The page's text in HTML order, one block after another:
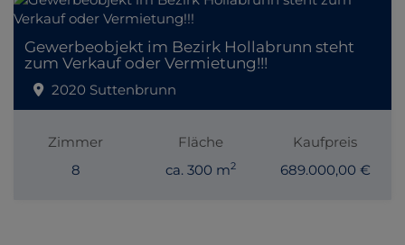
Gewerbeobjekt im Bezirk Hollabrunn steht
zum Verkauf oder Vermietung!!!
2020 Suttenbrunn
Zimmer
8
Fläche
ca. 300 m2
Kaufpreis
689.000,00 €